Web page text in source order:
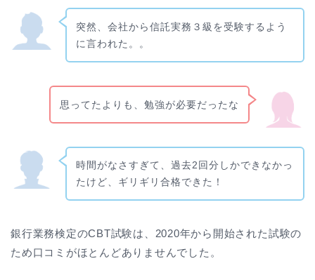
突然、会社から信託実務３級を受験するよう
に言われた。。
思ってたよりも、勉強が必要だったな
時間がなさすぎて、過去2回分しかできなかっ
たけど、ギリギリ合格できた！
銀行業務検定のCBT試験は、2020年から開始された試験の
ため口コミがほとんどありませんでした。